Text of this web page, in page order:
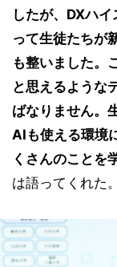
したが、DXハ
って生徒たちが
も整いました。
と思えるような
ばなりません。
AIも使える環境
くさんのことを
は語ってくれた。